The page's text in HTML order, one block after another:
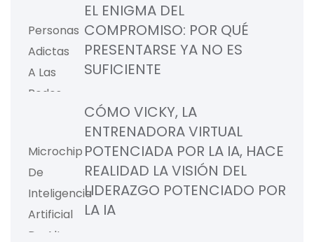
EL ENIGMA DEL
COMPROMISO: POR QUÉ
PRESENTARSE YA NO ES
SUFICIENTE
CÓMO VICKY, LA
ENTRENADORA VIRTUAL
POTENCIADA POR LA IA, HACE
REALIDAD LA VISIÓN DEL
LIDERAZGO POTENCIADO POR
LA IA